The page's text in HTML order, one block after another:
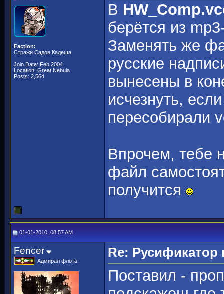
Faction:
Стражи Садов Кадеша
Join Date: Feb 2004
Location: Great Nebula
Posts: 2,564
В
берётся из
Заменять же
русские
вынесены в
исчезнуть,
пересобирали
Впрочем, тебе
файл
получится
01-01-2010, 08:57 AM
Fencer
Адмирал флота
Re: Русификатор
Пocтaвил -